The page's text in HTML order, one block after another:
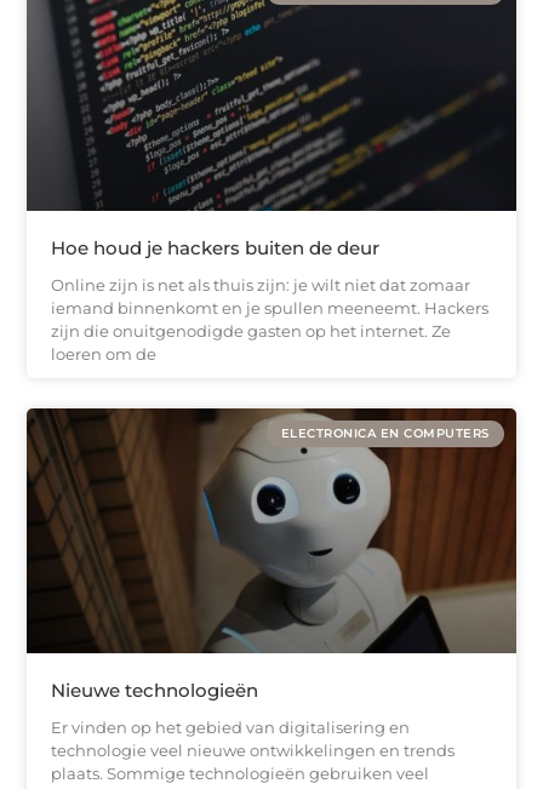
Hoe houd je hackers buiten de deur
Online zijn is net als thuis zijn: je wilt niet dat zomaar
iemand binnenkomt en je spullen meeneemt. Hackers
zijn die onuitgenodigde gasten op het internet. Ze
loeren om de
ELECTRONICA EN COMPUTERS
Nieuwe technologieën
Er vinden op het gebied van digitalisering en
technologie veel nieuwe ontwikkelingen en trends
plaats. Sommige technologieën gebruiken veel